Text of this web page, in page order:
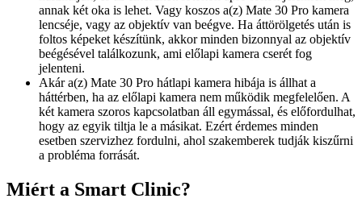
annak két oka is lehet. Vagy koszos a(z) Mate 30 Pro kamera
lencséje, vagy az objektív van beégve. Ha áttörölgetés után is
foltos képeket készítünk, akkor minden bizonnyal az objektív
beégésével találkozunk, ami előlapi kamera cserét fog
jelenteni.
Akár a(z) Mate 30 Pro hátlapi kamera hibája is állhat a
háttérben, ha az előlapi kamera nem működik megfelelően. A
két kamera szoros kapcsolatban áll egymással, és előfordulhat,
hogy az egyik tiltja le a másikat. Ezért érdemes minden
esetben szervizhez fordulni, ahol szakemberek tudják kiszűrni
a probléma forrását.
Miért a Smart Clinic?